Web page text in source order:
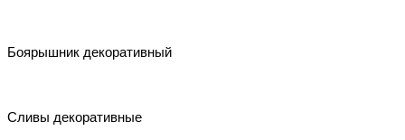
Боярышник декоративный
Сливы декоративные